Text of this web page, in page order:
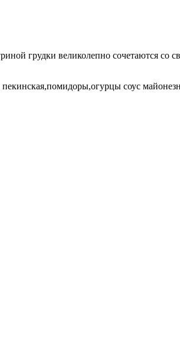
грудки великолепно сочетаются со
соус